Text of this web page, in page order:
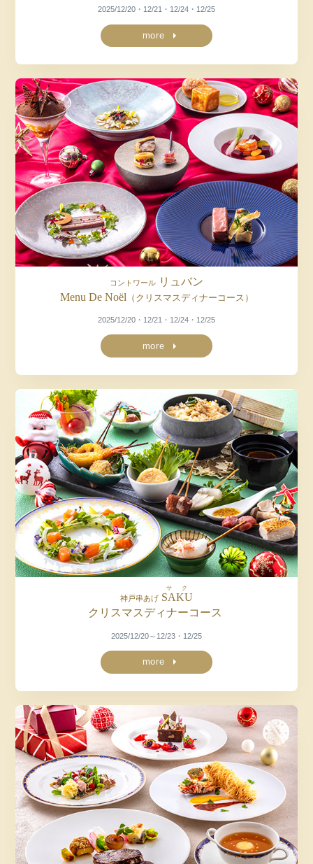
2025/12/20・12/21・12/24・12/25
more
コントワール リュバン
Menu De Noël（クリスマスディナーコース）
2025/12/20・12/21・12/24・12/25
more
神戸串あげ SAKU
サク
クリスマスディナーコース
2025/12/20～12/23・12/25
more